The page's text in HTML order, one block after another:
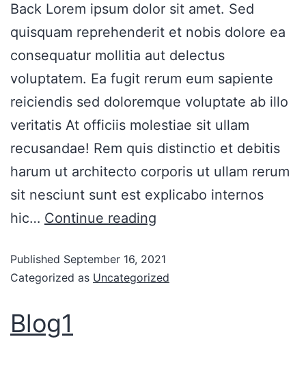
Back Lorem ipsum dolor sit amet. Sed
quisquam reprehenderit et nobis dolore ea
consequatur mollitia aut delectus
voluptatem. Ea fugit rerum eum sapiente
reiciendis sed doloremque voluptate ab illo
veritatis At officiis molestiae sit ullam
recusandae! Rem quis distinctio et debitis
harum ut architecto corporis ut ullam rerum
sit nesciunt sunt est explicabo internos
hic… Continue reading
Published September 16, 2021
Categorized as Uncategorized
Blog1